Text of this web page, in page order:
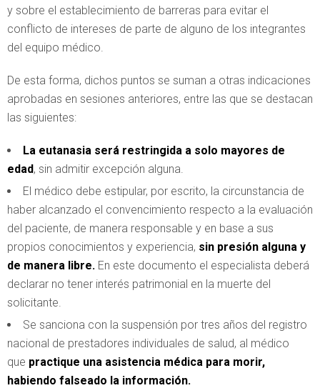
y sobre el establecimiento de barreras para evitar el
conflicto de intereses de parte de alguno de los integrantes
del equipo médico.
De esta forma, dichos puntos se suman a otras indicaciones
aprobadas en sesiones anteriores, entre las que se destacan
las siguientes:
La eutanasia será restringida a solo mayores de
edad, sin admitir excepción alguna.
El médico debe estipular, por escrito, la circunstancia de
haber alcanzado el convencimiento respecto a la evaluación
del paciente, de manera responsable y en base a sus
propios conocimientos y experiencia, sin presión alguna y
de manera libre. En este documento el especialista deberá
declarar no tener interés patrimonial en la muerte del
solicitante.
Se sanciona con la suspensión por tres años del registro
nacional de prestadores individuales de salud, al médico
que practique una asistencia médica para morir,
habiendo falseado la información.